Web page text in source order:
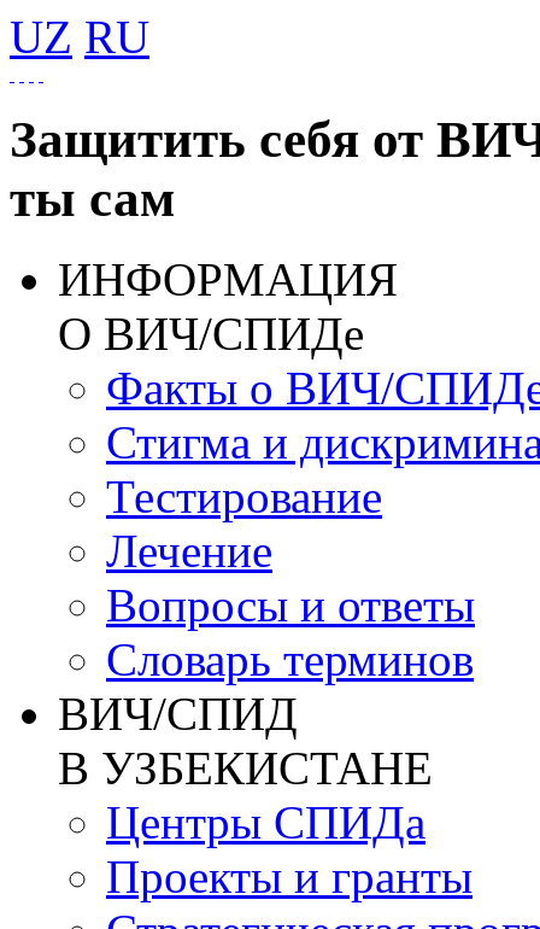
UZ RU
Защитить себя от
ты сам
ИНФОРМАЦИЯ
О ВИЧ/СПИДе
Факты о ВИЧ/
Стигма и
Тестирование
Лечение
Вопросы и ответы
Словарь терминов
ВИЧ/СПИД
В УЗБЕКИСТАНЕ
Центры СПИДа
Проекты и гранты